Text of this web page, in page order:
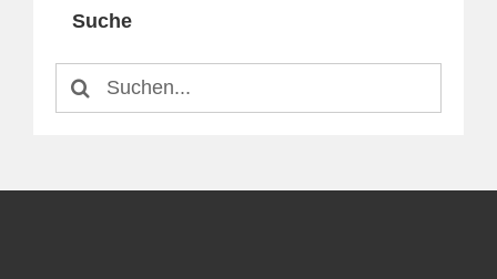
Suche
Suche
nach: